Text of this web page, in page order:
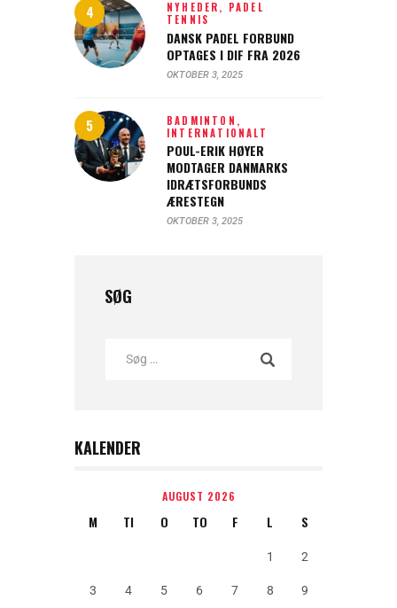
NYHEDER, PADEL
TENNIS
DANSK PADEL FORBUND
OPTAGES I DIF FRA 2026
OKTOBER 3, 2025
BADMINTON,
INTERNATIONALT
POUL-ERIK HØYER
MODTAGER DANMARKS
IDRÆTSFORBUNDS
ÆRESTEGN
OKTOBER 3, 2025
SØG
KALENDER
AUGUST 2026
M TI O TO F L S
1 2
3 4 5 6 7 8 9